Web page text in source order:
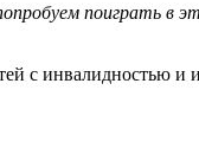
поиграть в
с инвалидностью и